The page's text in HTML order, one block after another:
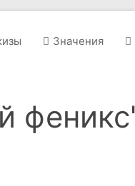
Значения